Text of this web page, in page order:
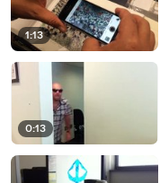
1:13
0:13